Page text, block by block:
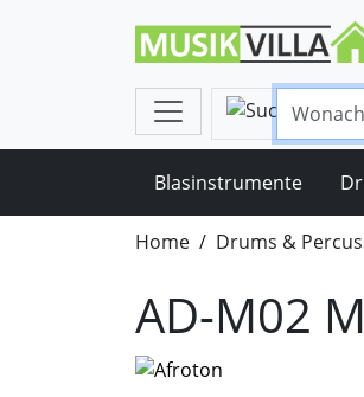
Blasinstrumente
Home Drums &
AD-M02